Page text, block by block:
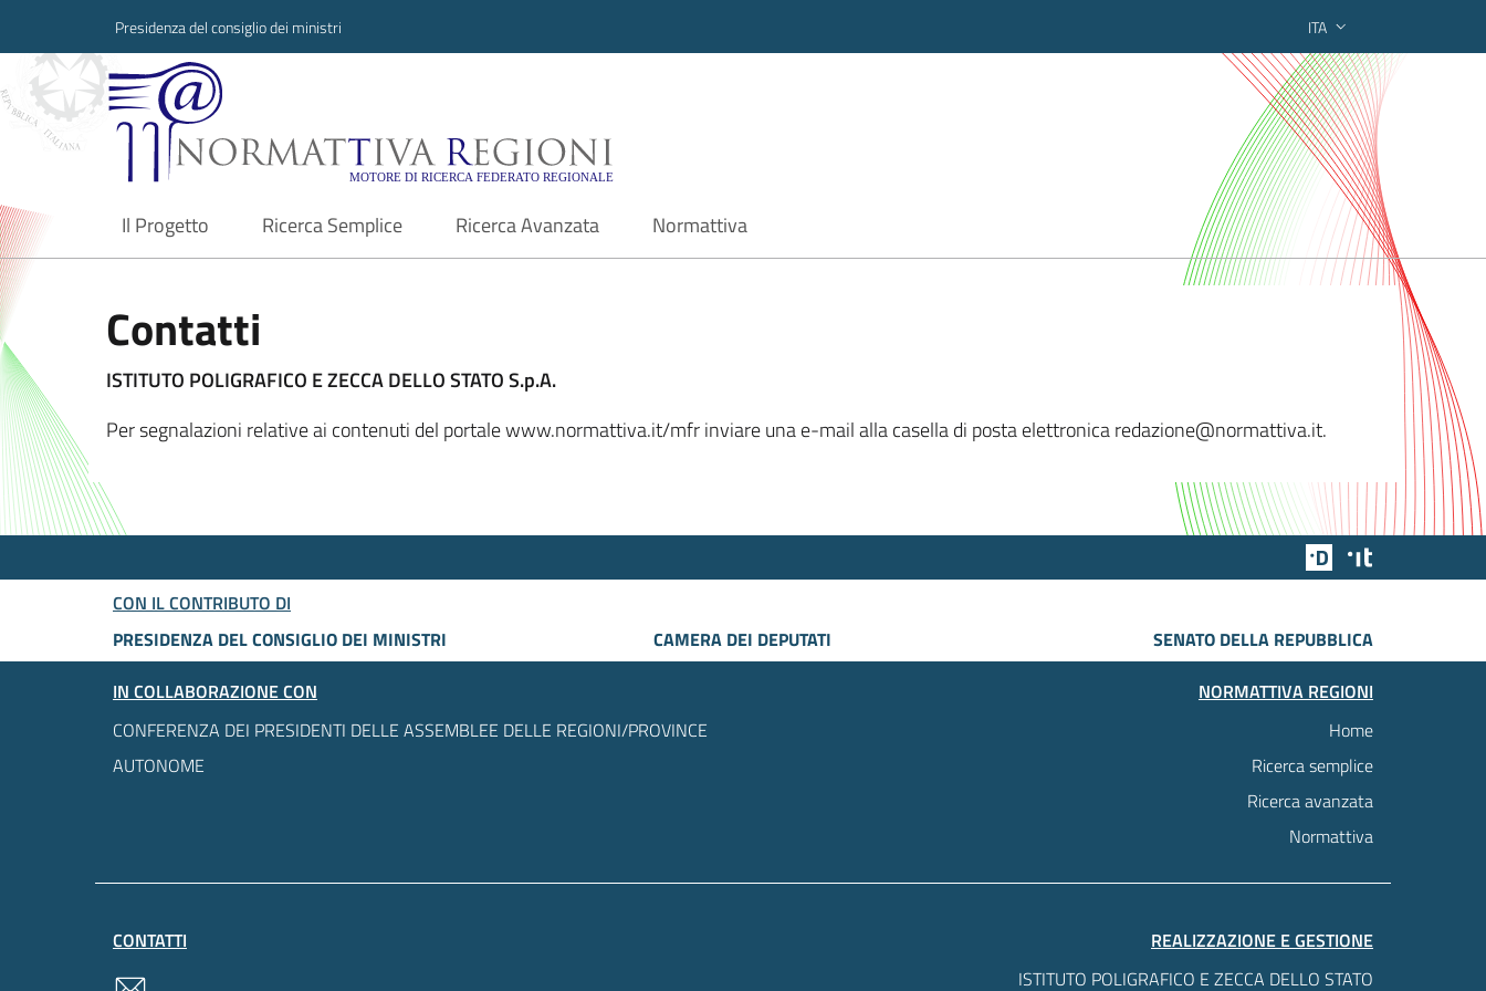
Presidenza del consiglio dei ministri ITA
Normattiva Regioni - Motore di ricerca federato regionale
Il Progetto
current Ricerca Semplice Ricerca Avanzata Normattiva
Contatti
ISTITUTO POLIGRAFICO E ZECCA DELLO STATO S.p.A.
Per segnalazioni relative ai contenuti del portale www.normattiva.it/mfr inviare una e-mail alla casella di posta elettronica redazione@normattiva.it.
Team Digitale
CON IL CONTRIBUTO DI
PRESIDENZA DEL CONSIGLIO DEI MINISTRI
CAMERA DEI DEPUTATI
SENATO DELLA REPUBBLICA
IN COLLABORAZIONE CON
CONFERENZA DEI PRESIDENTI DELLE ASSEMBLEE DELLE REGIONI/PROVINCE
AUTONOME
NORMATTIVA REGIONI
Home
Ricerca semplice
Ricerca avanzata
Normattiva
CONTATTI
REALIZZAZIONE E GESTIONE
ISTITUTO POLIGRAFICO E ZECCA DELLO STATO